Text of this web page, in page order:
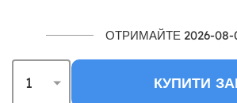
ОТРИМАЙТЕ 2026-08-
КУПИТИ